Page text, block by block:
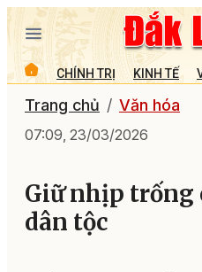
CHÍNH TRỊ KINH TẾ
Trang chủ Văn hóa
07:09, 23/03/2026
Giữ nhịp trống
dân tộc